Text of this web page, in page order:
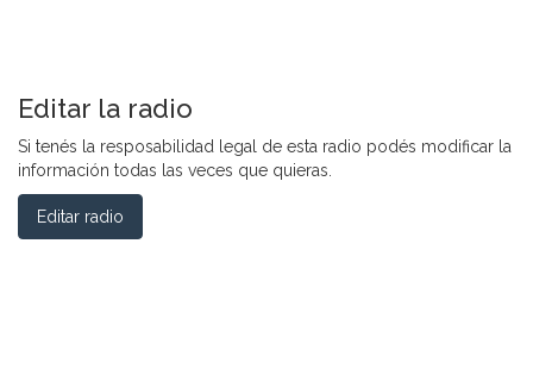
Editar la radio
Si tenés la resposabilidad legal de esta radio podés modificar la
información todas las veces que quieras.
Editar radio